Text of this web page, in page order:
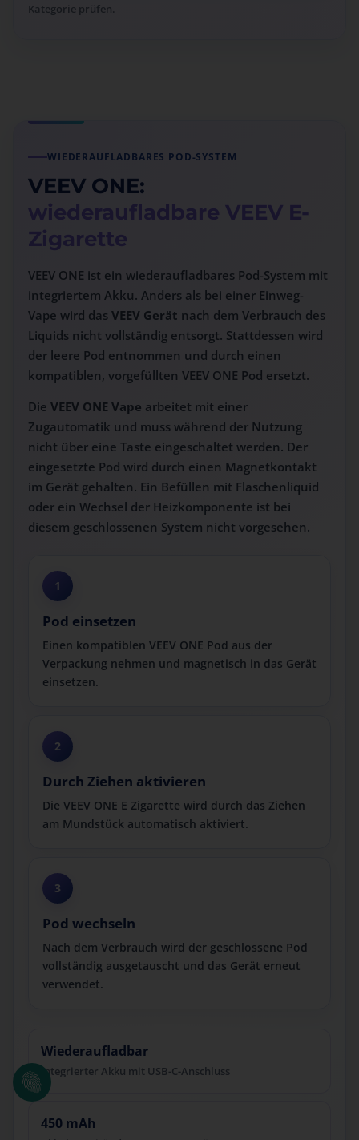
Kategorie prüfen.
WIEDERAUFLADBARES POD-SYSTEM
VEEV ONE:
wiederaufladbare VEEV E-
Zigarette
VEEV ONE ist ein wiederaufladbares Pod-System mit
integriertem Akku. Anders als bei einer Einweg-
Vape wird das VEEV Gerät nach dem Verbrauch des
Liquids nicht vollständig entsorgt. Stattdessen wird
der leere Pod entnommen und durch einen
kompatiblen, vorgefüllten VEEV ONE Pod ersetzt.
Die VEEV ONE Vape arbeitet mit einer
Zugautomatik und muss während der Nutzung
nicht über eine Taste eingeschaltet werden. Der
eingesetzte Pod wird durch einen Magnetkontakt
im Gerät gehalten. Ein Befüllen mit Flaschenliquid
oder ein Wechsel der Heizkomponente ist bei
diesem geschlossenen System nicht vorgesehen.
1
Pod einsetzen
Einen kompatiblen VEEV ONE Pod aus der
Verpackung nehmen und magnetisch in das Gerät
einsetzen.
2
Durch Ziehen aktivieren
Die VEEV ONE E Zigarette wird durch das Ziehen
am Mundstück automatisch aktiviert.
3
Pod wechseln
Nach dem Verbrauch wird der geschlossene Pod
vollständig ausgetauscht und das Gerät erneut
verwendet.
Wiederaufladbar
integrierter Akku mit USB-C-Anschluss
450 mAh